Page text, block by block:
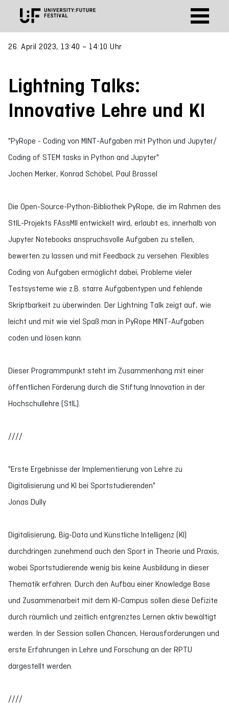
26. April 2023, 13:40 – 14:10 Uhr
Lightning Talks:
Innovative Lehre und KI
"PyRope - Coding von MINT-Aufgaben mit Python und Jupyter/
Coding of STEM tasks in Python and Jupyter"
Jochen Merker, Konrad Schöbel, Paul Brassel
Die Open-Source-Python-Bibliothek PyRope, die im Rahmen des
StIL-Projekts FAssMII entwickelt wird, erlaubt es, innerhalb von
Jupyter Notebooks anspruchsvolle Aufgaben zu stellen,
bewerten zu lassen und mit Feedback zu versehen. Flexibles
Coding von Aufgaben ermöglicht dabei, Probleme vieler
Testsysteme wie z.B. starre Aufgabentypen und fehlende
Skriptbarkeit zu überwinden. Der Lightning Talk zeigt auf, wie
leicht und mit wie viel Spaß man in PyRope MINT-Aufgaben
coden und lösen kann.
Dieser Programmpunkt steht im Zusammenhang mit einer
öffentlichen Förderung durch die Stiftung Innovation in der
Hochschullehre (StIL).
////
"Erste Ergebnisse der Implementierung von Lehre zu
Digitalisierung und KI bei Sportstudierenden"
Jonas Dully
Digitalisierung, Big-Data und Künstliche Intelligenz (KI)
durchdringen zunehmend auch den Sport in Theorie und Praxis,
wobei Sportstudierende wenig bis keine Ausbildung in dieser
Thematik erfahren. Durch den Aufbau einer Knowledge Base
und Zusammenarbeit mit dem KI-Campus sollen diese Defizite
durch räumlich und zeitlich entgrenztes Lernen aktiv bewältigt
werden. In der Session sollen Chancen, Herausforderungen und
erste Erfahrungen in Lehre und Forschung an der RPTU
dargestellt werden.
////